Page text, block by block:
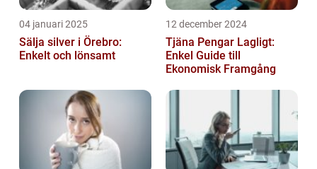
04 januari 2025
Sälja silver i Örebro:
Enkelt och lönsamt
12 december 2024
Tjäna Pengar Lagligt:
Enkel Guide till
Ekonomisk Framgång